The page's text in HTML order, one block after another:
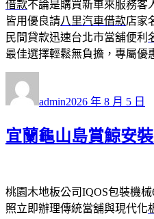
借款不論是購買新車來服務客
皆用優良請八里汽車借款店家
民間貸款迅速台北市當舖便利
最佳選擇輕鬆無負擔，專屬優
者
admin佈
期:
2026 年 8 月 5 日
宜蘭龜山島賞鯨安
桃園木地板公司IQOS包裝機械
照立即辦理傳統當舖與現代化